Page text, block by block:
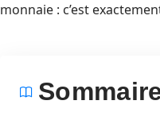
monnaie : c’est